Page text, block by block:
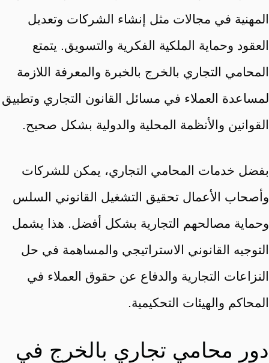
المهنية في مجالات مثل إنشاء الشركات وتعديل
العقود وحماية الملكية الفكرية والتسويق. يتمتع
المحامي التجاري بالخرج بالخبرة والمعرفة اللازمة
لمساعدة العملاء في مسائل القانون التجاري وتطبيق
القوانين والأنظمة المحلية والدولية بشكل صحيح.
بفضل خدمات المحامي التجاري، يمكن للشركات
وأصحاب الأعمال تحقيق التشغيل القانوني السلس
وحماية مصالحهم التجارية بشكل أفضل. هذا يشمل
التوجيه القانوني الاستراتيجي والمساهمة في حل
النزاعات التجارية والدفاع عن حقوق العملاء في
المحاكم والهيئات التحكيمية.
دور محامي تجاري بالخرج في